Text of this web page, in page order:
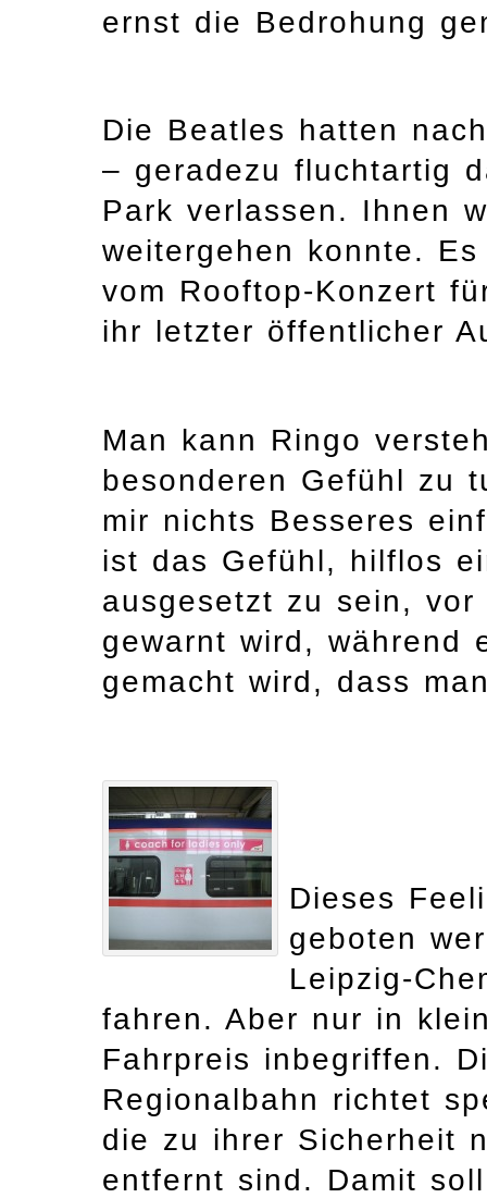
ernst die Bedrohung
Die Beatles hatten
– geradezu fluchtartig
Park verlassen. Ihnen
weitergehen konnte.
vom Rooftop-Konzert
ihr letzter öffentlicher
Man kann Ringo
besonderen Gefühl zu
mir nichts Besseres
ist das Gefühl, hilflos
ausgesetzt zu sein,
gewarnt wird, während
gemacht wird, dass
Dieses
geboten
Leipzig-
fahren. Aber nur in
Fahrpreis inbegriffen.
Regionalbahn richtet
die zu ihrer Sicherheit
entfernt sind. Damit